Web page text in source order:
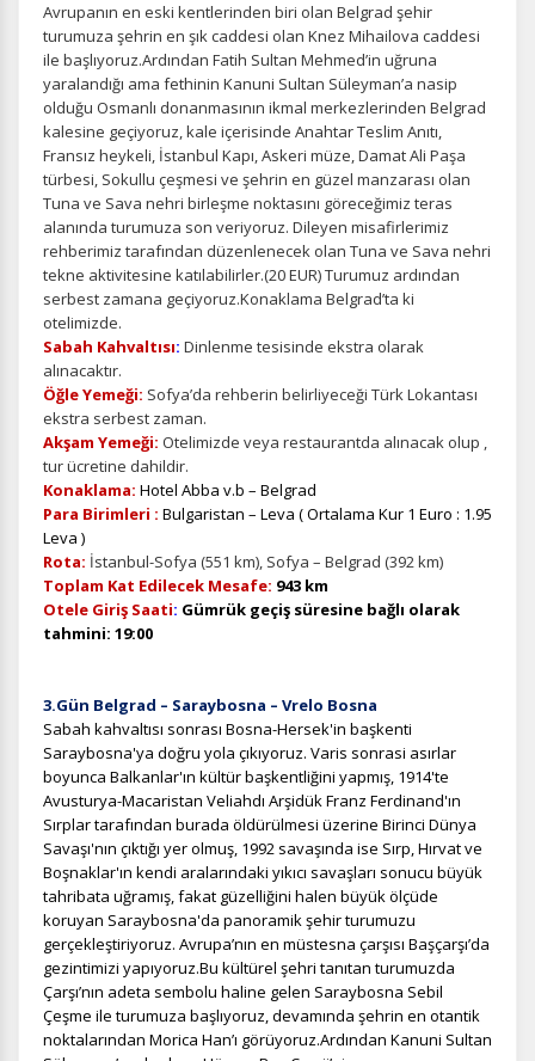
Avrupanın en eski kentlerinden biri olan Belgrad şehir
turumuza şehrin en şık caddesi olan Knez Mihailova caddesi
ile başlıyoruz.Ardından Fatih Sultan Mehmed’in uğruna
yaralandığı ama fethinin Kanuni Sultan Süleyman’a nasip
olduğu Osmanlı donanmasının ikmal merkezlerinden Belgrad
kalesine geçiyoruz, kale içerisinde Anahtar Teslim Anıtı,
Fransız heykeli, İstanbul Kapı, Askeri müze, Damat Ali Paşa
türbesi, Sokullu çeşmesi ve şehrin en güzel manzarası olan
Tuna ve Sava nehri birleşme noktasını göreceğimiz teras
alanında turumuza son veriyoruz. Dileyen misafirlerimiz
rehberimiz tarafından düzenlenecek olan Tuna ve Sava nehri
tekne aktivitesine katılabilirler.(20 EUR) Turumuz ardından
serbest zamana geçiyoruz.Konaklama Belgrad’ta ki
otelimizde.
Sabah Kahvaltısı: Dinlenme tesisinde ekstra olarak
alınacaktır.
Öğle Yemeği: Sofya’da rehberin belirliyeceği Türk Lokantası
ekstra serbest zaman.
Akşam Yemeği: Otelimizde veya restaurantda alınacak olup ,
tur ücretine dahildir.
Konaklama: Hotel Abba v.b – Belgrad
Para Birimleri : Bulgaristan – Leva ( Ortalama Kur 1 Euro : 1.95
Leva )
Rota: İstanbul-Sofya (551 km), Sofya – Belgrad (392 km)
Toplam Kat Edilecek Mesafe: 943 km
Otele Giriş Saati: Gümrük geçiş süresine bağlı olarak
tahmini: 19:00
3.Gün Belgrad – Saraybosna – Vrelo Bosna
Sabah kahvaltısı sonrası Bosna-Hersek'in başkenti
Saraybosna'ya doğru yola çıkıyoruz. Varis sonrasi asırlar
boyunca Balkanlar'ın kültür başkentliğini yapmış, 1914'te
Avusturya-Macaristan Veliahdı Arşidük Franz Ferdinand'ın
Sırplar tarafından burada öldürülmesi üzerine Birinci Dünya
Savaşı'nın çıktığı yer olmuş, 1992 savaşında ise Sırp, Hırvat ve
Boşnaklar'ın kendi aralarındaki yıkıcı savaşları sonucu büyük
tahribata uğramış, fakat güzelliğini halen büyük ölçüde
koruyan Saraybosna'da panoramik şehir turumuzu
gerçekleştiriyoruz. Avrupa’nın en müstesna çarşısı Başçarşı’da
gezintimizi yapıyoruz.Bu kültürel şehri tanıtan turumuzda
Çarşı’nın adeta sembolu haline gelen Saraybosna Sebil
Çeşme ile turumuza başlıyoruz, devamında şehrin en otantik
noktalarından Morica Han’ı görüyoruz.Ardından Kanuni Sultan